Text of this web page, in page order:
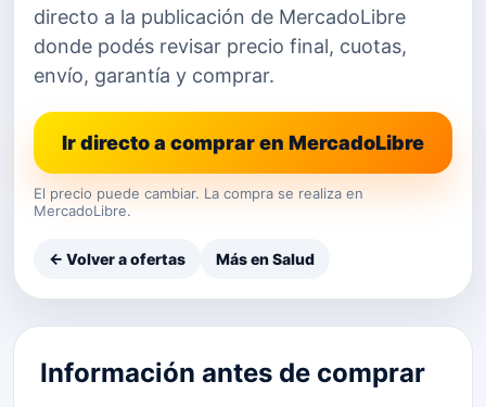
directo a la publicación de MercadoLibre
donde podés revisar precio final, cuotas,
envío, garantía y comprar.
Ir directo a comprar en MercadoLibre
El precio puede cambiar. La compra se realiza en
MercadoLibre.
← Volver a ofertas Más en Salud
Información antes de comprar